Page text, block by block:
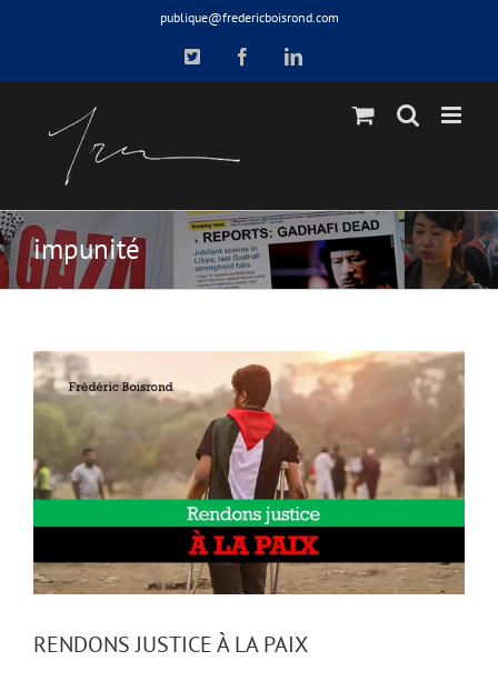
publique@fredericboisrond.com
X FacebookLinkedIn
impunité
RENDONS JUSTICE À LA PAIX